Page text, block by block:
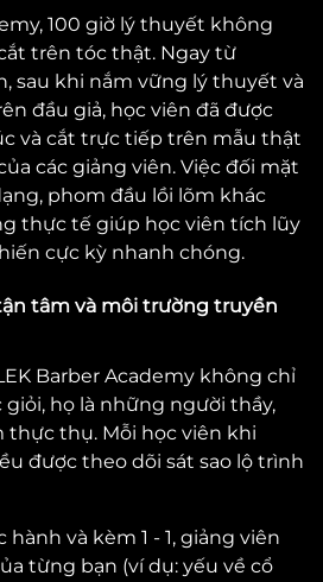
100 giờ lý thuyết không
trên tóc thật. Ngay từ
sau khi nắm vững lý thuyết và
đầu giả, học viên đã được
và cắt trực tiếp trên mẫu thật
các giảng viên. Việc đối mặt
phom đầu lồi lõm khác
thực tế giúp học viên tích lũy
cực kỳ nhanh chóng.
tâm và môi trường truyền
Barber Academy không chỉ
họ là những người thầy,
thực thụ. Mỗi học viên khi
được theo dõi sát sao lộ trình
và kèm 1 - 1, giảng viên
từng bạn (ví dụ: yếu về cổ